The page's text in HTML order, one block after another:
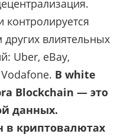
контролируется
влиятельных
Uber, eBay,
В white
Blockchain — это
данных.
в криптовалютах